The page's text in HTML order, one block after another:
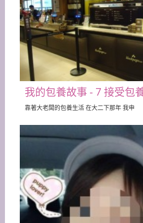
我的包養故事 - 7 接受包
靠著大老闆的包養生活 在大二下那年 我申